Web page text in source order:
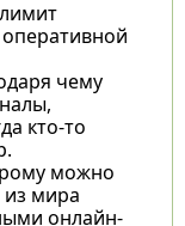
чему
кто-то
можно
из мира
онлайн-